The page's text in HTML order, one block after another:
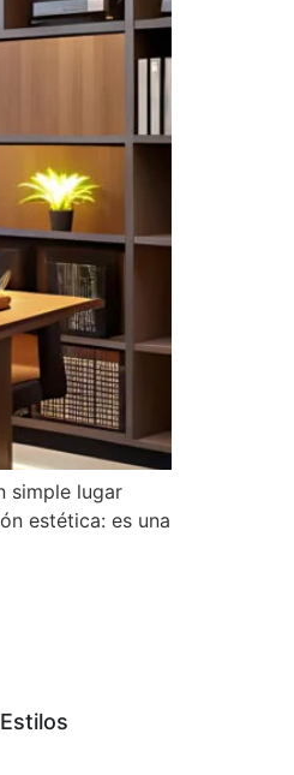
simple lugar
estética: es una
Estilos